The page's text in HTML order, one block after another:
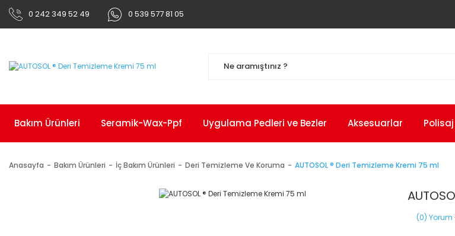
0 242 349 52 49 0 539 577 81 05
Bakım Ürünleri Seramik-Wax-Ppf Uygulama Pedleri ve Bezler Aksesuarlar
Anasayfa Bakım Ürünleri İç Bakım Ürünleri Deri Temizleme Ve Koruma AUTOSOL ® Deri Temizleme Kremi 75 ml
(0) Yorum